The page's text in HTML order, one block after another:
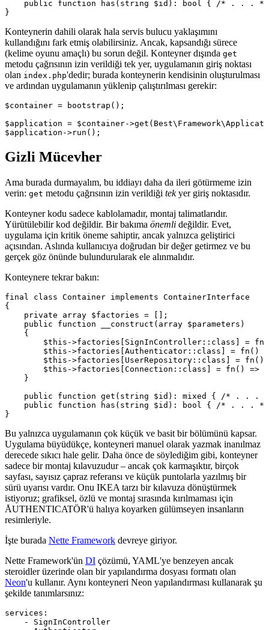
public function has(string $id): bool { /* . . .
Konteynerin dahili olarak hala servis bulucu yaklaşımını
kullandığını fark etmiş olabilirsiniz. Ancak, kapsandığı sürece
(kelime oyunu amaçlı) bu sorun değil. Konteyner dışında get
metodu çağrısının izin verildiği tek yer, uygulamanın giriş noktası
olan index.php'dedir; burada konteynerin kendisinin oluşturulması
ve ardından uygulamanın yüklenip çalıştırılması gerekir:
$container = bootstrap();
$application = $container-
Gizli Mücevher
Ama burada durmayalım, bu iddiayı daha da ileri götürmeme izin
verin: get metodu çağrısının izin verildiği tekyer giriş noktasıdır.
Konteyner kodu sadece kablolamadır, montaj talimatlarıdır.
Yürütülebilir kod değildir. Bir bakıma önemli değildir. Evet,
uygulama için kritik öneme sahiptir, ancak yalnızca geliştirici
açısından. Aslında kullanıcıya doğrudan bir değer getirmez ve bu
gerçek göz önünde bulundurularak ele alınmalıdır.
Konteynere tekrar bakın:
final class Container implements ContainerInterface
{
    private array $factories = [];
    public function __construct(array $parameters)
    {
$this->factories[SignInController::class] =
$this->factories[Authenticator::class] = fn()
$this->factories[UserRepository::class] =
$this->factories[Connection::class] = fn() =>
    }
public function get(string $id): mixed { /* . . .
public function has(string $id): bool { /* . . .
Bu yalnızca uygulamanın çok küçük ve basit bir bölümünü kapsar.
Uygulama büyüdükçe, konteyneri manuel olarak yazmak inanılmaz
derecede sıkıcı hale gelir. Daha önce de söylediğim gibi, konteyner
sadece bir montaj kılavuzudur – ancak çok karmaşıktır, birçok
sayfası, sayısız çapraz referansı ve küçük puntolarla yazılmış bir
sürü uyarısı vardır. Onu IKEA tarzı bir kılavuza dönüştürmek
istiyoruz; grafiksel, özlü ve montaj sırasında kırılmaması için
ÅUTHENTICATÖR'ü halıya koyarken gülümseyen insanların
resimleriyle.
İşte burada Nette Framework devreye giriyor.
Nette Framework'ün DI çözümü, YAML'ye benzeyen ancak
steroidler üzerinde olan bir yapılandırma dosyası formatı olan
Neon'u kullanır. Aynı konteyneri Neon yapılandırması kullanarak şu
şekilde tanımlarsınız:
services:
    - SignInController